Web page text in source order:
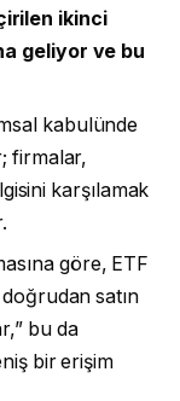
ikinci
geliyor ve bu
kabulünde
firmalar,
karşılamak
göre, ETF
doğrudan satın
bu da
bir erişim